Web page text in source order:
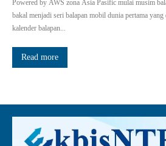
Powered by AWS zona Asia Pasific mulai musim
bakal menjadi seri balapan mobil dunia pertama
kalender balapan...
Read more